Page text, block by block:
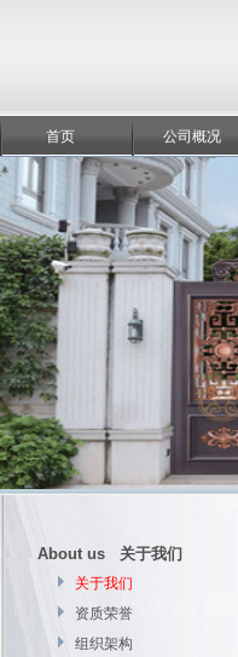
首页 公司概况
About us 关于我们
关于我们
资质荣誉
组织架构